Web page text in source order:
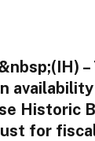
–
Historic
for